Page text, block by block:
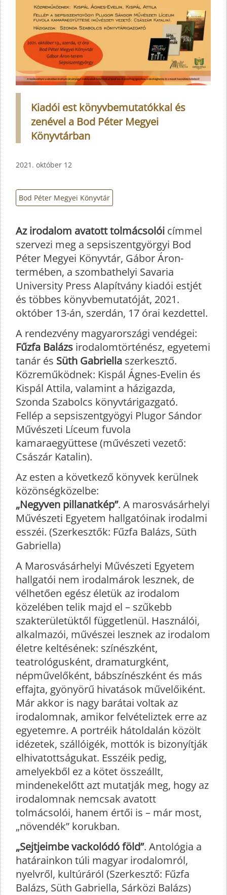
Kiadói est könyvbemutatókkal és
zenével a Bod Péter Megyei
Könyvtárban
2021. október 12
Bod Péter Megyei Könyvtár
Az irodalom avatott tolmácsolói címmel
szervezi meg a sepsiszentgyörgyi Bod
Péter Megyei Könyvtár, Gábor Áron-
termében, a szombathelyi Savaria
University Press Alapítvány kiadói estjét
és többes könyvbemutatóját, 2021.
október 13-án, szerdán, 17 órai kezdettel.
A rendezvény magyarországi vendégei:
Fűzfa Balázs irodalomtörténész, egyetemi
tanár és Süth Gabriella szerkesztő.
Közreműködnek: Kispál Ágnes-Evelin és
Kispál Attila, valamint a házigazda,
Szonda Szabolcs könyvtárigazgató.
Fellép a sepsiszentgyögyi Plugor Sándor
Művészeti Líceum fuvola
kamaraegyüttese (művészeti vezető:
Császár Katalin).
Az esten a következő könyvek kerülnek
közönségközelbe:
„Negyven pillanatkép”. A marosvásárhelyi
Művészeti Egyetem hallgatóinak irodalmi
esszéi. (Szerkesztők: Fűzfa Balázs, Süth
Gabriella)
A Marosvásárhelyi Művészeti Egyetem
hallgatói nem irodalmárok lesznek, de
vélhetően egész életük az irodalom
közelében telik majd el – szűkebb
szakterületüktől függetlenül. Használói,
alkalmazói, művészei lesznek az irodalom
életre keltésének: színészként,
teatrológusként, dramaturgként,
népművelőként, bábszínészként és más
effajta, gyönyörű hivatások művelőiként.
Már akkor is nagy barátai voltak az
irodalomnak, amikor felvételiztek erre az
egyetemre. A portréik hátoldalán közölt
idézetek, szállóigék, mottók is bizonyítják
elhivatottságukat. Esszéik pedig,
amelyekből ez a kötet összeállt,
mindenekelőtt azt mutatják meg, hogy az
irodalomnak nemcsak avatott
tolmácsolói, hanem értői is – már most,
„növendék” korukban.
„Sejtjeimbe vackolódó föld”. Antológia a
határainkon túli magyar irodalomról,
nyelvről, kultúráról (Szerkesztő: Fűzfa
Balázs, Süth Gabriella, Sárközi Balázs)